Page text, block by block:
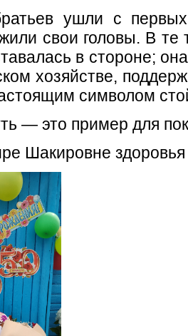
ушли с
свои головы. В
в стороне;
хозяйстве,
символом
— это пример для
Шакировне здоровья